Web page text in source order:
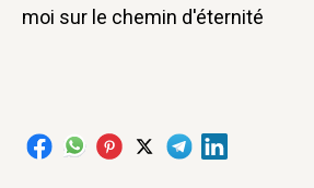
moi sur le chemin d'éternité